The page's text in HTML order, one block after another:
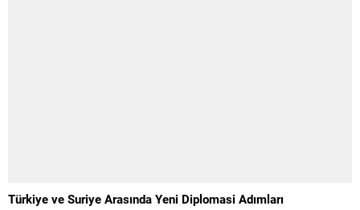
Türkiye ve Suriye Arasında Yeni Diplomasi Adımları